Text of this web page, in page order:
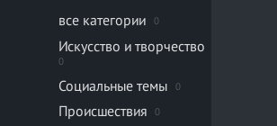
все категории 0
Искусство и творчество
0
Социальные темы 0
Происшествия 0